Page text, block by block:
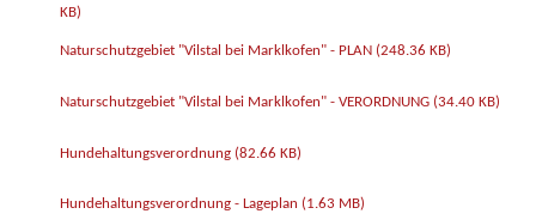
KB)
Naturschutzgebiet "Vilstal bei Marklkofen" - PLAN (248.36 KB)
Naturschutzgebiet "Vilstal bei Marklkofen" - VERORDNUNG (34.40 KB)
Hundehaltungsverordnung (82.66 KB)
Hundehaltungsverordnung - Lageplan (1.63 MB)